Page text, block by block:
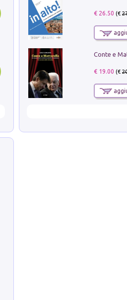
€ 26.50 (€
€ 19.00 (€